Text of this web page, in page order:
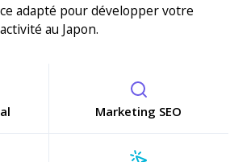
adapté pour développer votre
activité au Japon.
Marketing SEO